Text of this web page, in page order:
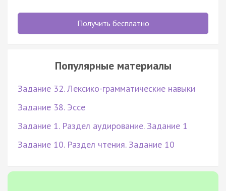
Получить бесплатно
Популярные материалы
Задание 32. Лексико-грамматические навыки
Задание 38. Эссе
Задание 1. Раздел аудирование. Задание 1
Задание 10. Раздел чтения. Задание 10